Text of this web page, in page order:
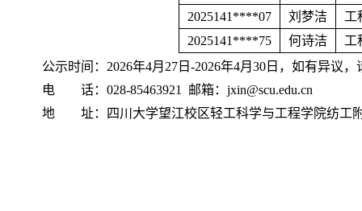
2025141****07
刘梦洁
工
2025141****75
何诗洁
工
公示时间：2026年4月27日-2026年4月30日，如有异议
电 话：028-85463921
邮箱： jxin@scu.edu.cn
地 址：四川大学望江校区轻工科学与工程学院纺工